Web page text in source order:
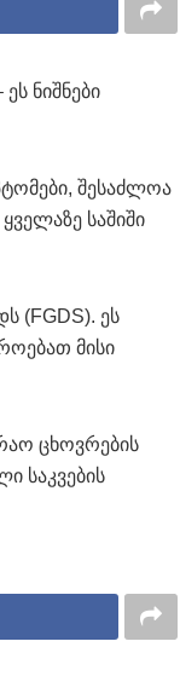
ნიშნები
შესაძლოა
საშიში
(FGDS). ეს
მისი
ცხოვრების
საკვების